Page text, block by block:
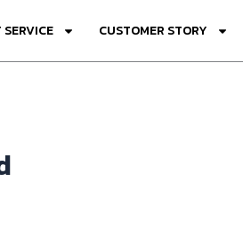
CUSTOMER STORY